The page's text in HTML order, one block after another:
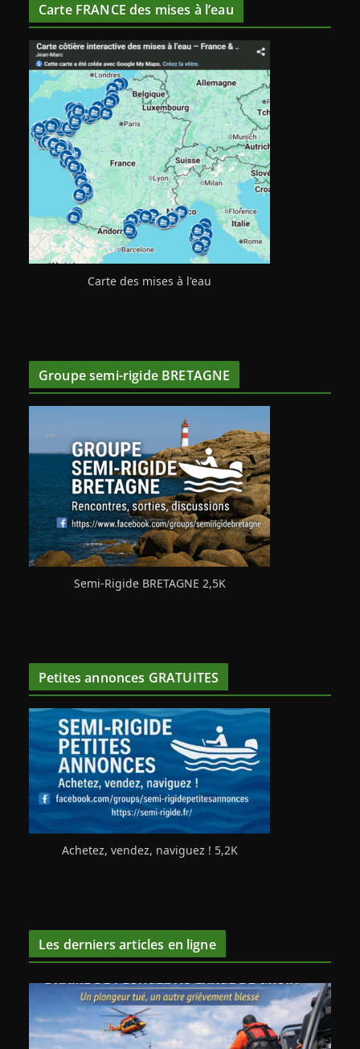
Carte FRANCE des mises à l’eau
Carte des mises à l'eau
Groupe semi-rigide BRETAGNE
Semi-Rigide BRETAGNE 2,5K
Petites annonces GRATUITES
Achetez, vendez, naviguez ! 5,2K
Les derniers articles en ligne